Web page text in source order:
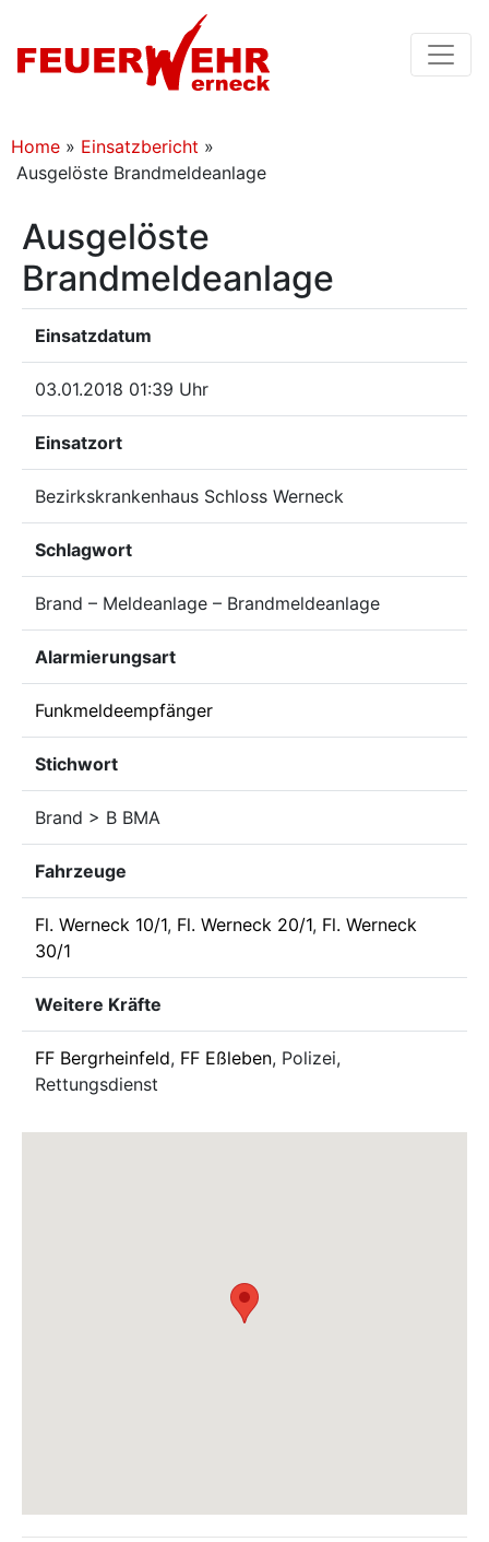
Home » Einsatzbericht »
Ausgelöste Brandmeldeanlage
Ausgelöste
Brandmeldeanlage
Einsatzdatum
03.01.2018 01:39 Uhr
Einsatzort
Bezirkskrankenhaus Schloss Werneck
Schlagwort
Brand – Meldeanlage – Brandmeldeanlage
Alarmierungsart
Funkmeldeempfänger
Stichwort
Brand > B BMA
Fahrzeuge
Fl. Werneck 10/1, Fl. Werneck 20/1, Fl. Werneck
30/1
Weitere Kräfte
FF Bergrheinfeld, FF Eßleben, Polizei,
Rettungsdienst